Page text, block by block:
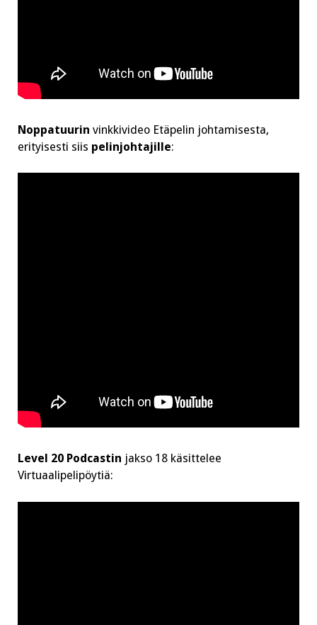
Noppatuurin vinkkivideo Etäpelin johtamisesta,
erityisesti siis pelinjohtajille:
Level 20 Podcastin jakso 18 käsittelee
Virtuaalipelipöytiä: